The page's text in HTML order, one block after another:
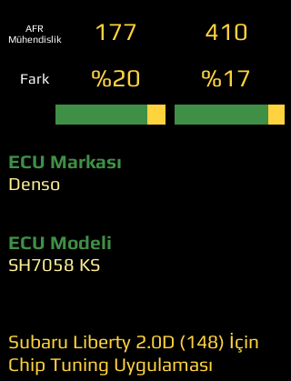
AFR
Mühendislik
177 410
Fark %20 %17
ECU Markası
Denso
ECU Modeli
SH7058 KS
Subaru Liberty 2.0D (148) İçin
Chip Tuning Uygulaması